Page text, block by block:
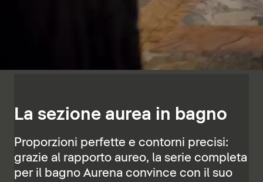
La sezione aurea in bagno
Proporzioni perfette e contorni precisi:
grazie al rapporto aureo, la serie completa
per il bagno Aurena convince con il suo